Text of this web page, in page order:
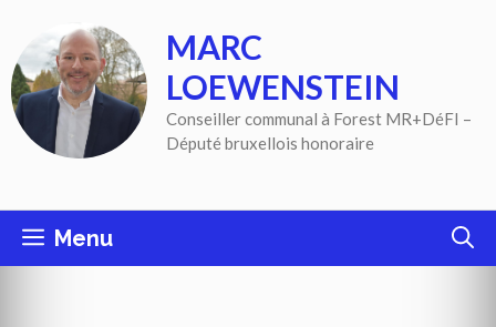
contenu
MARC
LOEWENSTEIN
Conseiller communal à Forest MR+DéFI –
Député bruxellois honoraire
Menu